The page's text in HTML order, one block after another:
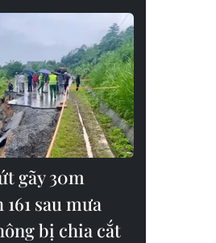
gãy 30m
sau mưa
bị chia cắt